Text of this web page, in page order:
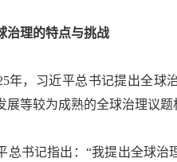
理的特点与挑战
，习近平总书记提出全球治
展等较为成熟的全球治理议
记指出：“我提出全球治